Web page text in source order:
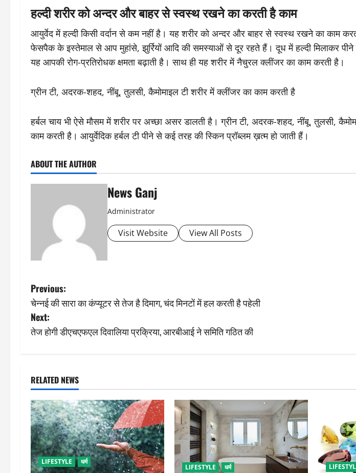
हल्दी शरीर को अन्दर और बाहर से स्वस्थ रखने का करती है काम
आयुर्वेद में हल्दी किसी वर्दान से कम नहीं है। यह शरीर को अन्दर और बाहर से स्वस्थ रखने का काम
फेसपैक के इस्तेमाल से आप मुहांसे, झुर्रियों आदि की समस्याओं से दूर रहते हैं। दूध में हल्दी मिलाकर
यह आपकी रोग-प्रतिरोधक क्षमता बढ़ाती है। साथ ही यह शरीर में नैचुरल क्लींजर का काम करती है।
ग्रीन टी, अदरक-शहद, नींबू, तुलसी, कैमोमाइल टी शरीर में क्लींजर का काम करती है
हर्बल चाय भी ऐसे मौसम में शरीर पर अच्छा असर डालती है। ग्रीन टी, अदरक-शहद, नींबू, तुलसी,
काम करती है। आयुर्वेदिक हर्बल टी पीने से कई तरह की स्किन प्रॉब्लम ख़त्म हो जाती हैं।
ABOUT THE AUTHOR
News Ganj
Administrator
Visit Website View All Posts
P
o
s
n
a
v
i
g
Previous:
चेन्नई की सारा का कंप्यूटर से तेज है दिमाग, चंद मिनटों में हल करती है पहेली
Next:
तेज होगी डीएचएफएल दिवालिया प्रक्रिया, आरबीआई ने समिति गठित की
RELATED NEWS
LIFESTYLE धर्म
LIFESTYLE धर्म